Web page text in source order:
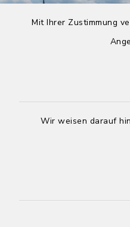
Mit Ihrer Zustimmung
Wir weisen darauf